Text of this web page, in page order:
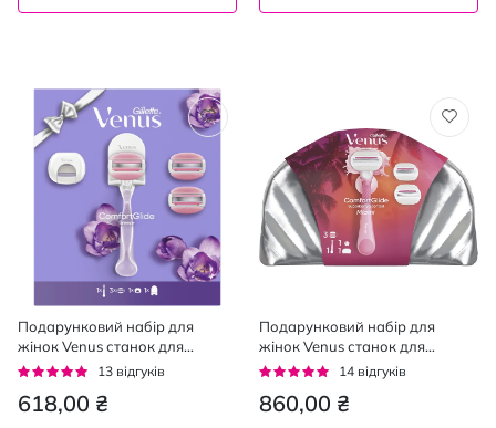
Подарунковий набір для
жінок Venus станок для
гоління ComfortGlide Breeze з 3
змінними картриджами +
дорожній футляр + кріплення
Рейтинг:
13 відгуків
618,00 ₴
Подарунковий набір для
жінок Venus станок для
гоління ComfortGlide
Sugarberry Miami з 3 змінними
картриджами + кріплення +
Рейтинг:
14 відгуків
860,00 ₴